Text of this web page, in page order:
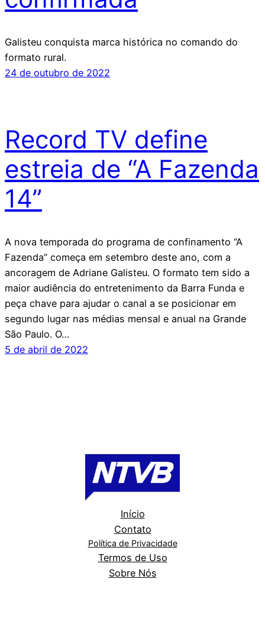
Galisteu conquista marca histórica no comando do
formato rural.
24 de outubro de 2022
Record TV define
estreia de “A Fazenda
14”
A nova temporada do programa de confinamento “A
Fazenda” começa em setembro deste ano, com a
ancoragem de Adriane Galisteu. O formato tem sido a
maior audiência do entretenimento da Barra Funda e
peça chave para ajudar o canal a se posicionar em
segundo lugar nas médias mensal e anual na Grande
São Paulo. O…
5 de abril de 2022
Início
Contato
Política de Privacidade
Termos de Uso
Sobre Nós